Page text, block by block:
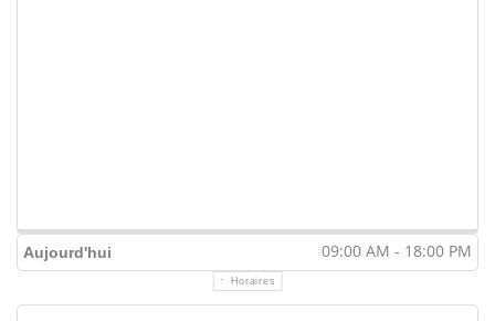
Aujourd'hui 09:00 AM - 18:00 PM
Horaires